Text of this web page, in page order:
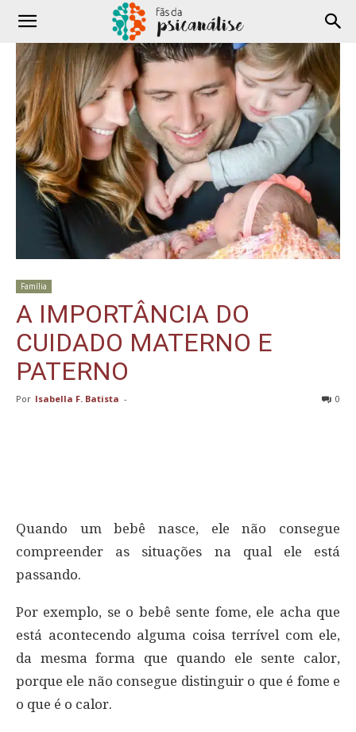
Família
A IMPORTÂNCIA DO
CUIDADO MATERNO E
PATERNO
Por Isabella F. Batista - 0
Quando um bebê nasce, ele não consegue
compreender as situações na qual ele está
passando.
Por exemplo, se o bebê sente fome, ele acha que
está acontecendo alguma coisa terrível com ele,
da mesma forma que quando ele sente calor,
porque ele não consegue distinguir o que é fome e
o que é o calor.